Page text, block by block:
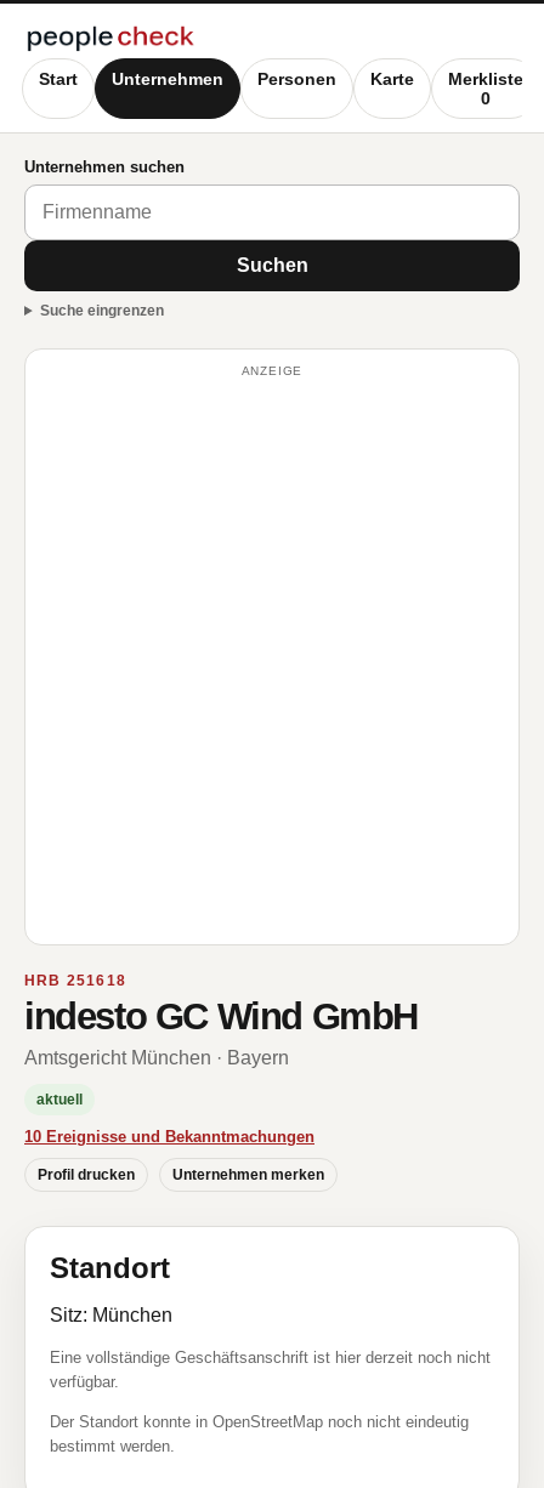
Start Unternehmen Personen Karte
Merkliste
0
Unternehmen suchen
Suchen
Suche eingrenzen
ANZEIGE
HRB 251618
indesto GC Wind GmbH
Amtsgericht München · Bayern
aktuell
10 Ereignisse und Bekanntmachungen
Profil drucken Unternehmen merken
Standort
Sitz: München
Eine vollständige Geschäftsanschrift ist hier derzeit noch nicht
verfügbar.
Der Standort konnte in OpenStreetMap noch nicht eindeutig
bestimmt werden.